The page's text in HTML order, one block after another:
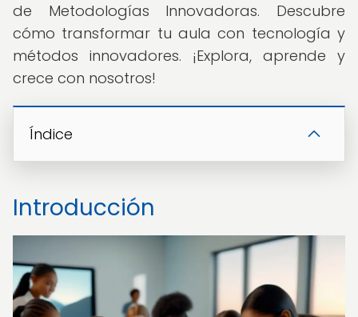
de Metodologías Innovadoras. Descubre
cómo transformar tu aula con tecnología y
métodos innovadores. ¡Explora, aprende y
crece con nosotros!
Índice
Introducción